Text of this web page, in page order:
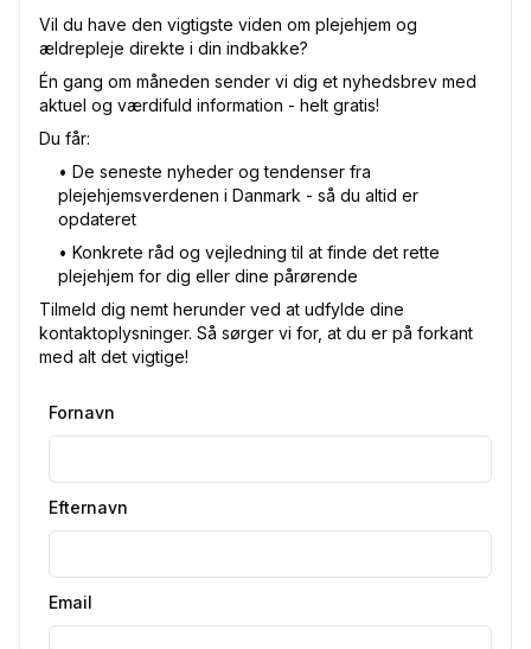
Vil du have den vigtigste viden om plejehjem og
ældrepleje direkte i din indbakke?
Én gang om måneden sender vi dig et nyhedsbrev med
aktuel og værdifuld information - helt gratis!
Du får:
•⁠ De seneste nyheder og tendenser fra
plejehjemsverdenen i Danmark - så du altid er
opdateret
•⁠ Konkrete råd og vejledning til at finde det rette
plejehjem for dig eller dine pårørende
Tilmeld dig nemt herunder ved at udfylde dine
kontaktoplysninger. Så sørger vi for, at du er på forkant
med alt det vigtige!
Fornavn
Efternavn
Email